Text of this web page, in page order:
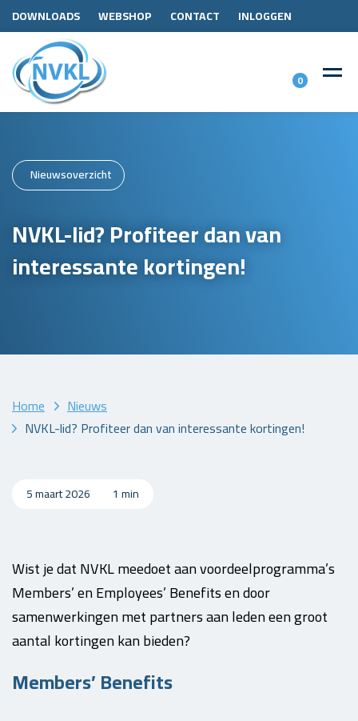
DOWNLOADS WEBSHOP CONTACT INLOGGEN
0
Nieuwsoverzicht
NVKL-lid? Profiteer dan van
interessante kortingen!
Home
Nieuws
NVKL-lid? Profiteer dan van interessante kortingen!
5 maart 2026 1 min
Wist je dat NVKL meedoet aan voordeelprogramma’s
Members’ en Employees’ Benefits en door
samenwerkingen met partners aan leden een groot
aantal kortingen kan bieden?
Members’ Benefits